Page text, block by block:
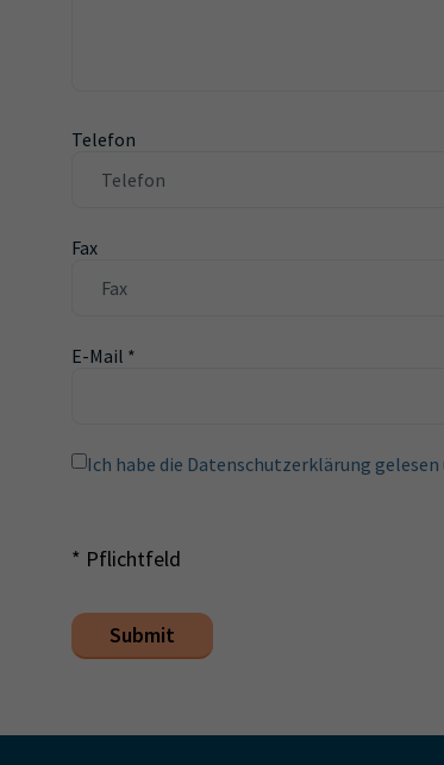
Telefon
Fax
E-Mail *
Ich habe die Datenschutzerklärung
* Pflichtfeld
Submit